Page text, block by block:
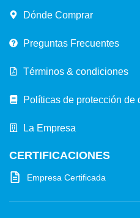
Dónde Comprar
Preguntas Frecuentes
Términos & condiciones
Políticas de protección de
La Empresa
CERTIFICACIONES
Empresa Certificada